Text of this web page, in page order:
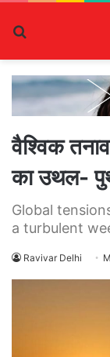
वैश्विक
का उथल-
Global
a turbulent
Ravivar Delhi